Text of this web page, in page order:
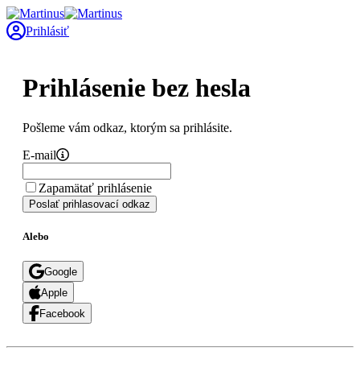
Prihlásiť
Prihlásenie bez hesla
Pošleme vám odkaz, ktorým sa prihlásite.
E-mail
Zapamätať prihlásenie
Poslať prihlasovací odkaz
Alebo
Google
Apple
Facebook